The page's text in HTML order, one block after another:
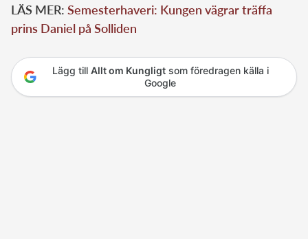
LÄS MER: Semesterhaveri: Kungen vägrar träffa
prins Daniel på Solliden
Lägg till Allt om Kungligtsom föredragen källa i
Google